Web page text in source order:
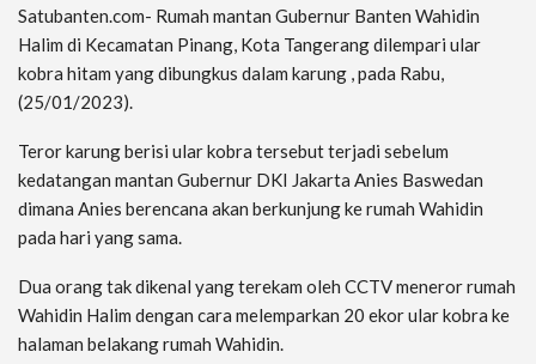
Satubanten.com- Rumah mantan Gubernur Banten Wahidin
Halim di Kecamatan Pinang, Kota Tangerang dilempari ular
kobra hitam yang dibungkus dalam karung , pada Rabu,
(25/01/2023).
Teror karung berisi ular kobra tersebut terjadi sebelum
kedatangan mantan Gubernur DKI Jakarta Anies Baswedan
dimana Anies berencana akan berkunjung ke rumah Wahidin
pada hari yang sama.
Dua orang tak dikenal yang terekam oleh CCTV meneror rumah
Wahidin Halim dengan cara melemparkan 20 ekor ular kobra ke
halaman belakang rumah Wahidin.